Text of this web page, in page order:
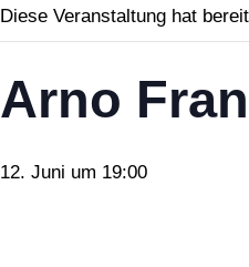
Diese Veranstaltung hat
Arno
12. Juni um 19:00